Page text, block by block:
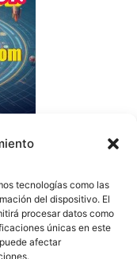
tecnologías como las
del dispositivo. El
procesar datos como
únicas en este
afectar